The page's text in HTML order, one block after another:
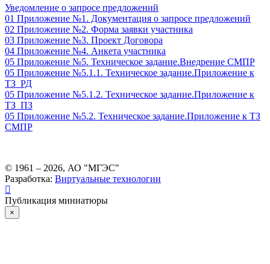
Уведомление о запросе предложений
01 Приложение №1. Документация о запросе предложений
02 Приложение №2. Форма заявки участника
03 Приложение №3. Проект Договора
04 Приложение №4. Анкета участника
05 Приложение №5. Техническое задание.Внедрение СМПР
05 Приложение №5.1.1. Техническое задание.Приложение к
ТЗ_РД
05 Приложение №5.1.2. Техническое задание.Приложение к
ТЗ_ПЗ
05 Приложение №5.2. Техническое задание.Приложение к ТЗ
СМПР
© 1961 – 2026, АО "МГЭС"
Разработка: Виртуальные технологии
Публикация миниатюры
×